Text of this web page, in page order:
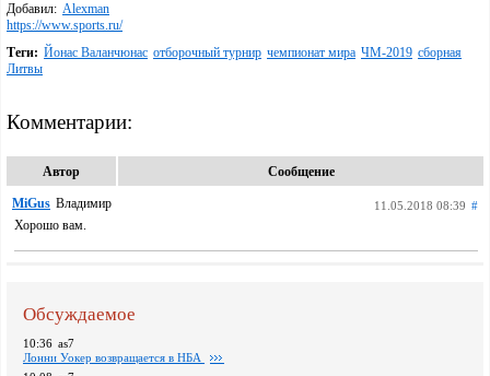
Добавил: Alexman
https://www.sports.ru/
Теги: Йонас Валанчюнас отборочный турнир чемпионат мира ЧМ-2019 сборная
Литвы
Комментарии:
Автор Сообщение
MiGus Владимир 11.05.2018 08:39 #
Хорошо вам.
Обсуждаемое
10:36 as7
Лонни Уокер возвращается в НБА